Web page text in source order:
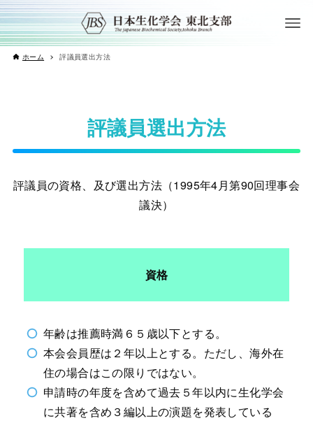
ホーム 評議員選出方法
評議員選出方法
評議員の資格、及び選出方法（1995年4月第90回理事会
議決）
資格
年齢は推薦時満６５歳以下とする。
本会会員歴は２年以上とする。ただし、海外在
住の場合はこの限りではない。
申請時の年度を含めて過去５年以内に生化学会
に共著を含め３編以上の演題を発表している